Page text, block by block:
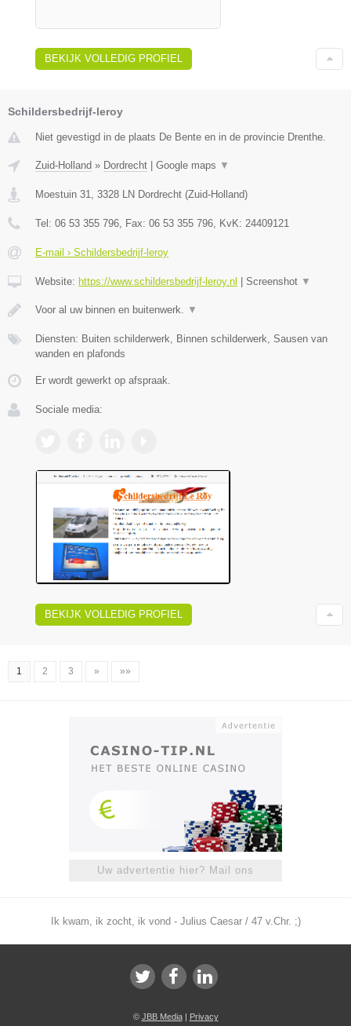
BEKIJK VOLLEDIG PROFIEL
Schildersbedrijf-leroy
Niet gevestigd in de plaats De Bente en in de provincie Drenthe.
Zuid-Holland » Dordrecht Google maps ▼
Moestuin 31 3328 LN Dordrecht (Zuid-Holland)
Tel: 06 53 355 796 , Fax: 06 53 355 796 , KvK: 24409121
E-mail › Schildersbedrijf-leroy
Website: https://www.schildersbedrijf-leroy.nl Screenshot ▼
Voor al uw binnen en buitenwerk. ▼
Diensten: Buiten schilderwerk, Binnen schilderwerk, Sausen van
wanden en plafonds
Er wordt gewerkt op afspraak.
Sociale media:
BEKIJK VOLLEDIG PROFIEL
1 2 3 » »»
Uw advertentie hier? Mail ons
Ik kwam, ik zocht, ik vond - Julius Caesar / 47 v.Chr. ;)
© JBB Media| Privacy